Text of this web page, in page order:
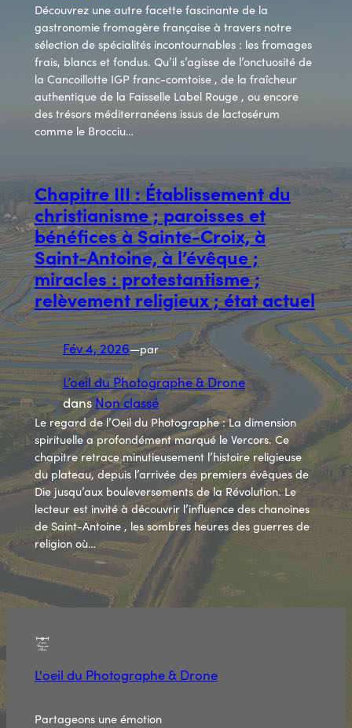
Découvrez une autre facette fascinante de la
gastronomie fromagère française à travers notre
sélection de spécialités incontournables : les fromages
frais, blancs et fondus. Qu’il s’agisse de l’onctuosité de
la Cancoillotte IGP franc-comtoise , de la fraîcheur
authentique de la Faisselle Label Rouge , ou encore
des trésors méditerranéens issus de lactosérum
comme le Brocciu…
Chapitre III : Établissement du
christianisme ; paroisses et
bénéfices à Sainte-Croix, à
Saint-Antoine, à l’évêque ;
miracles : protestantisme ;
relèvement religieux ; état actuel
Fév 4, 2026—par
L’oeil du Photographe & Drone
dans Non classé
Le regard de l’Oeil du Photographe : La dimension
spirituelle a profondément marqué le Vercors. Ce
chapitre retrace minutieusement l’histoire religieuse
du plateau, depuis l’arrivée des premiers évêques de
Die jusqu’aux bouleversements de la Révolution. Le
lecteur est invité à découvrir l’influence des chanoines
de Saint-Antoine , les sombres heures des guerres de
religion où…
L'oeil du Photographe & Drone
Partageons une émotion